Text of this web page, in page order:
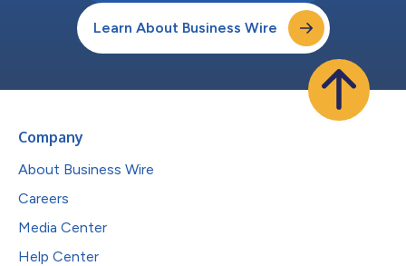
Learn About Business Wire
Company
About Business Wire
Careers
Media Center
Help Center